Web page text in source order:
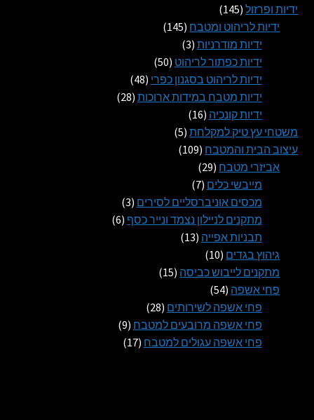
ידיות ופרזול 145
145
מוצרים
ידיות לריהוט ומטבח 145
145
ידיות מודרניות 3
3
מוצריםידיות כפתור לריהוט 50
50
מוצריםידיות לריהוט בסגנון כפרי 48
48
מוצרים ידיות מטבח במידות ארוכות 28
28
ידיות קונכיה 16
16
מוצריםמשטחי עץ טיק למקלחת 5
5
מוצרים
עיצוב הבית והמטבח 109
109
אביזרי מטבח 29
29
מוצרים מייבשי כלים 7
7
מוצרים
מכסים אוניברסליים לסירים 3
3
מוצרים מתקנים לניילון נצמד ונייר כסף 6
6
תבניות אפייה 13
13
גיהוץ בגדים 10
10
מוצרים
מתקנים לייבוש כביסה 15
15
פחי אשפה 54
54
מוצרים
פחי אשפה לשירותים 28
28
מוצריםפחי אשפה מרובעים למטבח 9
9
פחי אשפה עגולים למטבח 17
17